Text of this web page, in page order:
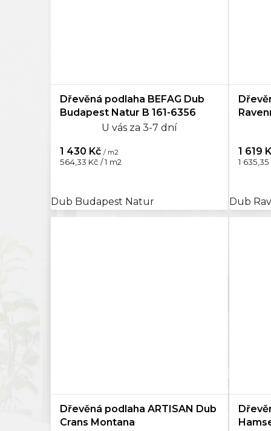
Dřevěná podlaha BEFAG Dub
Budapest Natur B 161-6356
U vás za 3-7 dní
1 430 Kč / m2
Měrná
564,33 Kč / 1 m2
Dub Budapest Natur
1 619
Měrná
1 635,35
Dub
Dřevěná podlaha ARTISAN Dub
Crans Montana